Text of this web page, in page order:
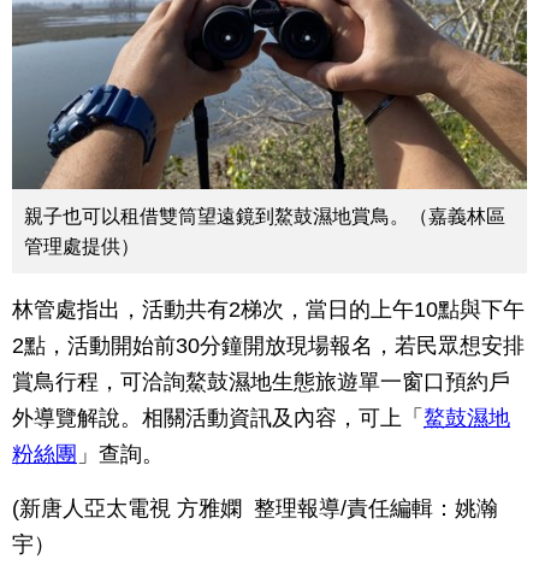
親子也可以租借雙筒望遠鏡到鰲鼓濕地賞鳥。（嘉義林區
管理處提供）
林管處指出，活動共有2梯次，當日的上午10點與下午
2點，活動開始前30分鐘開放現場報名，若民眾想安排
賞鳥行程，可洽詢鰲鼓濕地生態旅遊單一窗口預約戶
外導覽解說。相關活動資訊及內容，可上「 鰲鼓濕地
粉絲團 」查詢。
(新唐人亞太電視 方雅嫻 整理報導/責任編輯：姚瀚
宇）